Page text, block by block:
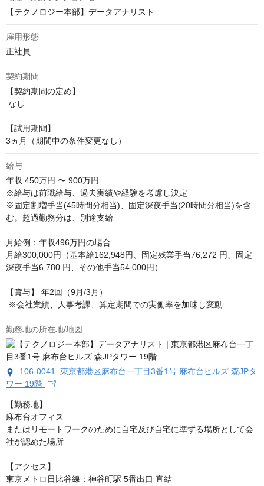
【テクノロジー本部】データアナリスト
雇用形態
正社員
契約期間
【契約期間の定め】
【試用期間】
3ヵ月（期間中の条件変更なし）
給与
年収 450万円 〜 900万円
※給与は前職給与、過去実績や経験を考慮し決定
※固定割増手当(45時間分相当)、固定深夜手当(20時間分相当)を含
む。超過勤務分は、別途支給
月給例：年収496万円の場合
月給300,000円（基本給162,948円、固定残業手当76,272 円、固定
深夜手当6,780 円、その他手当54,000円）
【賞与】 年2回（9月/3月）
※会社業績、人事考課、算定期間での実働率を加味し変動
勤務地の所在地/地図
106-0041 東京都港区麻布台一丁目3番1号 麻布台ヒルズ 森JPタ
ワー 19階
【勤務地】
麻布台オフィス
またはリモートワークのために自宅及び自宅に準ずる場所として会
社が認めた場所
【アクセス】
東京メトロ日比谷線：神谷町駅 5番出口 直結